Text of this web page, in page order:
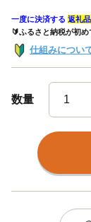
一度に決済する 返礼
🔰ふるさと納税が初
仕組みについ
数量